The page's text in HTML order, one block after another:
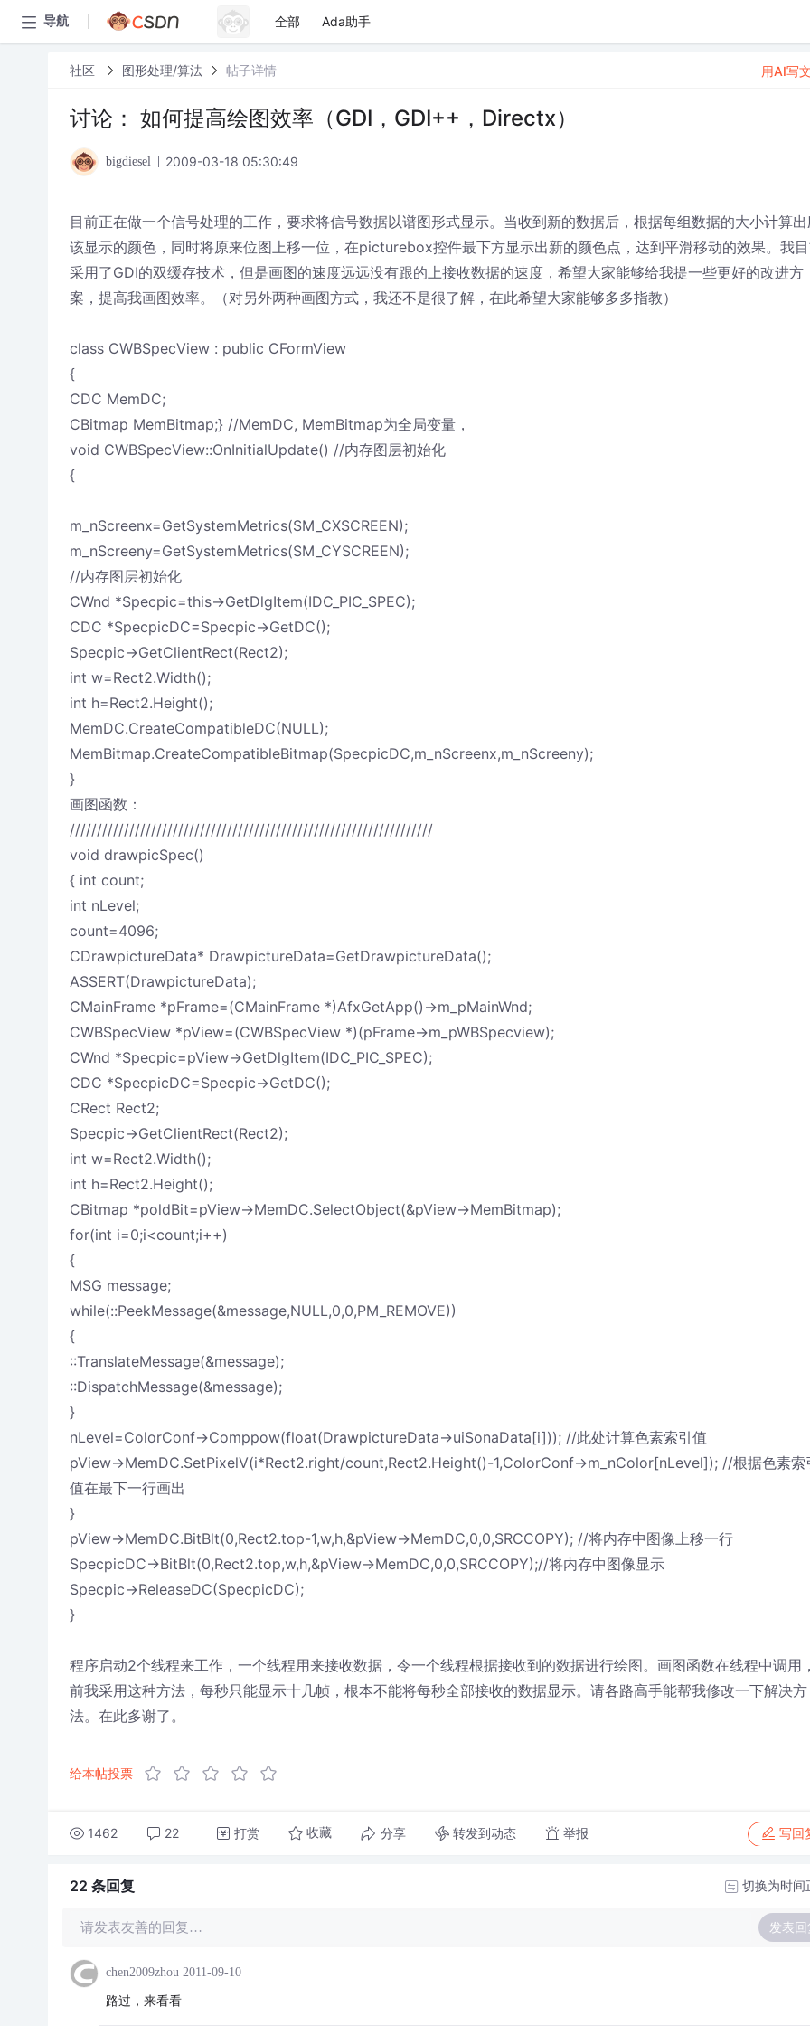
导航 全部 Ada助手
社区 图形处理/算法 帖子详情
讨论： 如何提高绘图效率（GDI，GDI++，Directx）
bigdiesel 2009-03-18 05:30:49
目前正在做一个信号处理的工作，要求将信号数据以谱图形式显示。当收到新的数据后，根据每组数据的大小计算出
该显示的颜色，同时将原来位图上移一位，在picturebox控件最下方显示出新的颜色点，达到平滑移动的效果。我
采用了GDI的双缓存技术，但是画图的速度远远没有跟的上接收数据的速度，希望大家能够给我提一些更好的改进方
案，提高我画图效率。（对另外两种画图方式，我还不是很了解，在此希望大家能够多多指教）
class CWBSpecView : public CFormView
{
CDC MemDC;
CBitmap MemBitmap;} //MemDC, MemBitmap为全局变量，
void CWBSpecView::OnInitialUpdate() //内存图层初始化
{
m_nScreenx=GetSystemMetrics(SM_CXSCREEN);
m_nScreeny=GetSystemMetrics(SM_CYSCREEN);
//内存图层初始化
CWnd *Specpic=this->GetDlgItem(IDC_PIC_SPEC);
CDC *SpecpicDC=Specpic->GetDC();
Specpic->GetClientRect(Rect2);
int w=Rect2.Width();
int h=Rect2.Height();
MemDC.CreateCompatibleDC(NULL);
MemBitmap.CreateCompatibleBitmap(SpecpicDC,m_nScreenx,m_nScreeny);
}
画图函数：
///////////////////////////////////////////////////////////////////
void drawpicSpec()
{ int count;
int nLevel;
count=4096;
CDrawpictureData* DrawpictureData=GetDrawpictureData();
ASSERT(DrawpictureData);
CMainFrame *pFrame=(CMainFrame *)AfxGetApp()->m_pMainWnd;
CWBSpecView *pView=(CWBSpecView *)(pFrame->m_pWBSpecview);
CWnd *Specpic=pView->GetDlgItem(IDC_PIC_SPEC);
CDC *SpecpicDC=Specpic->GetDC();
CRect Rect2;
Specpic->GetClientRect(Rect2);
int w=Rect2.Width();
int h=Rect2.Height();
CBitmap *poldBit=pView->MemDC.SelectObject(&pView->MemBitmap);
for(int i=0;i<count;i++)
{
MSG message;
while(::PeekMessage(&message,NULL,0,0,PM_REMOVE))
{
::TranslateMessage(&message);
::DispatchMessage(&message);
}
nLevel=ColorConf->Comppow(float(DrawpictureData->uiSonaData[i])); //此处计算色素索引值
pView->MemDC.SetPixelV(i*Rect2.right/count,Rect2.Height()-1,ColorConf->m_nColor[nLevel]); //根据色素索
值在最下一行画出
}
pView->MemDC.BitBlt(0,Rect2.top-1,w,h,&pView->MemDC,0,0,SRCCOPY); //将内存中图像上移一行
SpecpicDC->BitBlt(0,Rect2.top,w,h,&pView->MemDC,0,0,SRCCOPY);//将内存中图像显示
Specpic->ReleaseDC(SpecpicDC);
}
程序启动2个线程来工作，一个线程用来接收数据，令一个线程根据接收到的数据进行绘图。画图函数在线程中调用
前我采用这种方法，每秒只能显示十几帧，根本不能将每秒全部接收的数据显示。请各路高手能帮我修改一下解决方
法。在此多谢了。
给本帖投票
1462 22 打赏 收藏 分享 转发到动态 举报 写回
用AI写
22 条回复 切换为时间
请发表友善的回复… 发表回
chen2009zhou 2011-09-10
路过，来看看